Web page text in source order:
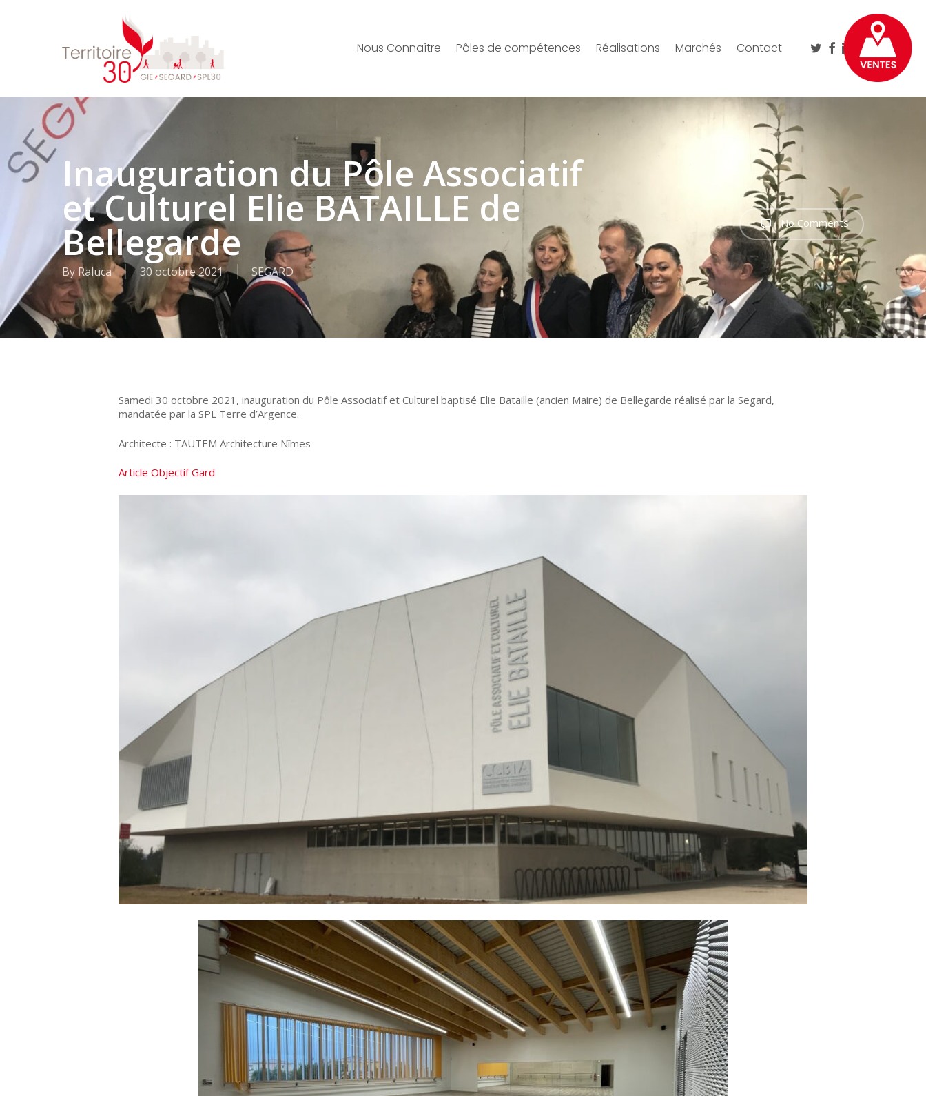
Nous Connaître Pôles de compétences Réalisations Marchés Contact twitterfacebook
linkedininstagram
Inauguration du Pôle Associatif
et Culturel Elie BATAILLE de
Bellegarde
By Raluca 30 octobre 2021 SEGARD
No Comments
Samedi 30 octobre 2021, inauguration du Pôle Associatif et Culturel baptisé Elie Bataille (ancien Maire) de Bellegarde réalisé par la Segard,
mandatée par la SPL Terre d’Argence.
Architecte : TAUTEM Architecture Nîmes
Article Objectif Gard